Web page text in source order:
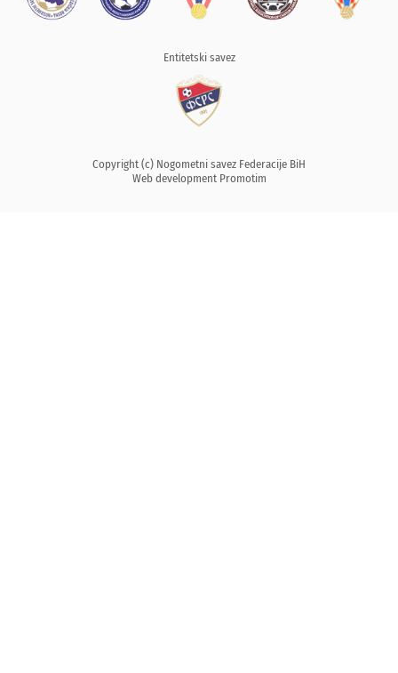
Entitetski savez
Copyright (c) Nogometni savez Federacije BiH
Web development Promotim